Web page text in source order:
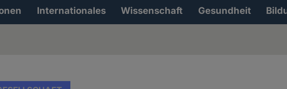
Volltextsuche
Internationales Wissenschaft Gesundheit